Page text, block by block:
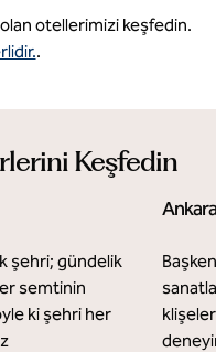
otellerimizi keşfedin.
.
Keşfedin
şehri; gündelik
semtinin
ki şehri her